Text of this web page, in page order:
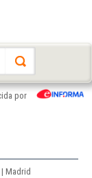
por
Madrid